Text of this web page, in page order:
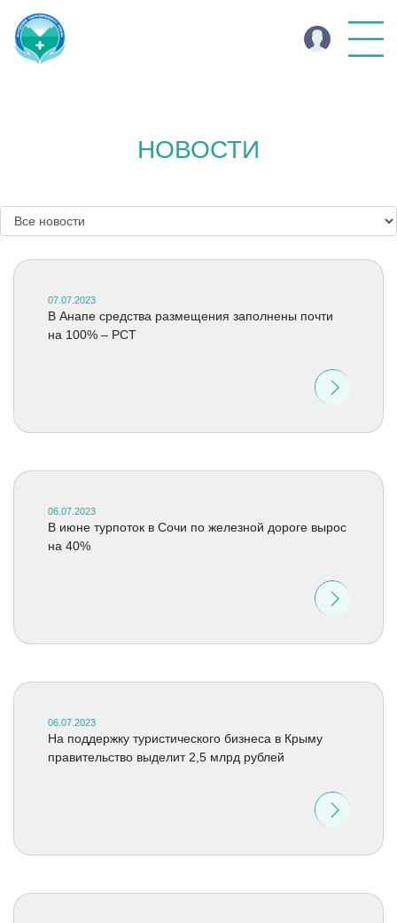
НОВОСТИ
07.07.2023
В Анапе средства размещения заполнены почти
на 100% – РСТ
06.07.2023
В июне турпоток в Сочи по железной дороге вырос
на 40%
06.07.2023
На поддержку туристического бизнеса в Крыму
правительство выделит 2,5 млрд рублей